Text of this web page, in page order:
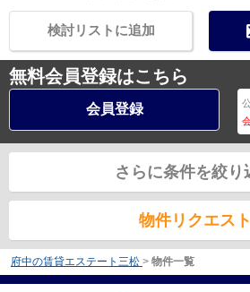
検討リストに追加
無料会員登録はこちら
会員登録
さらに条件を絞り
物件リクエスト
府中の賃貸エステート三松 > 物件一覧